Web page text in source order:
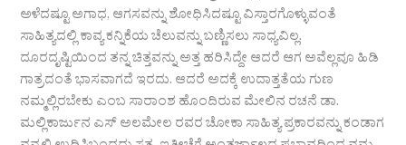
ಅಳೆದಷ್ಟೂ ಅಗಾಧ, ಆಗಸವನ್ನು ಶೋಧಿಸಿದಷ್ಟೂ ವಿಸ್ತಾರಗೊಳ್ಳುವಂತೆ
ಸಾಹಿತ್ಯದಲ್ಲಿ ಕಾವ್ಯ ಕನ್ನಿಕೆಯ ಚೆಲುವನ್ನು ಬಣ್ಣಿಸಲು ಸಾಧ್ಯವಿಲ್ಲ.
ದೂರದೃಷ್ಟಿಯಿಂದ ತನ್ನ ಚಿತ್ತವನ್ನು ಅತ್ತ ಹರಿಸಿದ್ದೇ ಆದರೆ ಆಗ ಅವೆಲ್ಲವೂ ಹಿಡಿ
ಗಾತ್ರದಂತೆ ಭಾಸವಾಗದೆ ಇರದು. ಆದರೆ ಅದಕ್ಕೆ ಉದಾತ್ತತೆಯ ಗುಣ
ನಮ್ಮಲ್ಲಿರಬೇಕು ಎಂಬ ಸಾರಾಂಶ ಹೊಂದಿರುವ ಮೇಲಿನ ರಚನೆ ಡಾ.
ಮಲ್ಲಿಕಾರ್ಜುನ ಎಸ್ ಅಲಮೇಲ ರವರ ಚೋಕಾ ಸಾಹಿತ್ಯ ಪ್ರಕಾರವನ್ನು ಕಂಡಾಗ